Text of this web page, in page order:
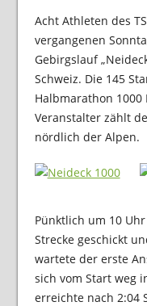
Acht Athleten des
vergangenen
Gebirgslauf
Schweiz. Die 145
Halbmarathon
Veranstalter zählt
nördlich der Alpen.
Pünktlich um 10
Strecke geschickt
wartete der erste
sich vom Start weg
erreichte nach 2:04